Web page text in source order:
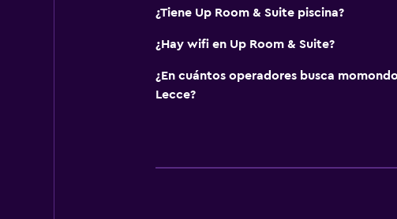
¿Tiene Up Room & Suite piscina?
¿Hay wifi en Up Room & Suite?
¿En cuántos operadores busca
Lecce?